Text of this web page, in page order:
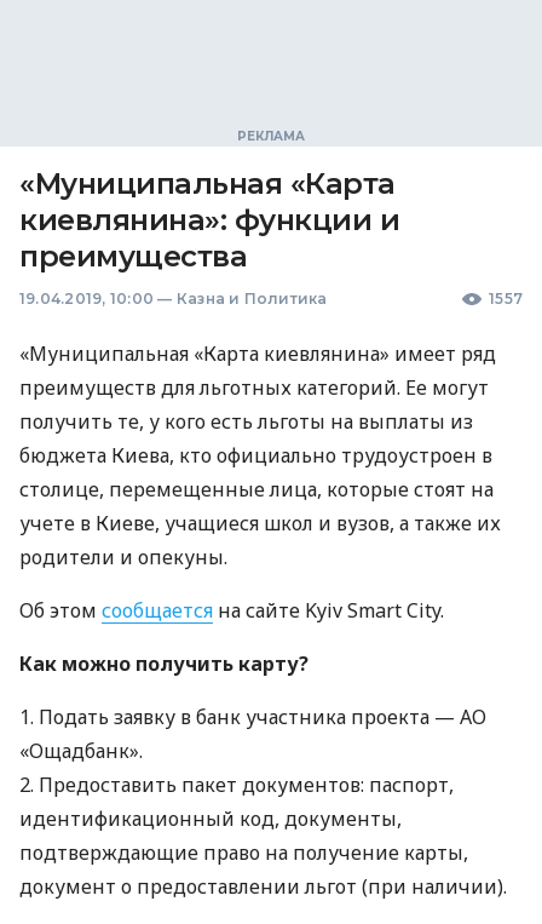
«Муниципальная «Карта
киевлянина»: функции и
преимущества
19.04.2019, 10:00 — Казна и Политика 1557
«Муниципальная «Карта киевлянина» имеет ряд
преимуществ для льготных категорий. Ее могут
получить те, у кого есть льготы на выплаты из
бюджета Киева, кто официально трудоустроен в
столице, перемещенные лица, которые стоят на
учете в Киеве, учащиеся школ и вузов, а также их
родители и опекуны.
Об этом сообщается на сайте Kyiv Smart City.
Как можно получить карту?
1. Подать заявку в банк участника проекта — АО
«Ощадбанк».
2. Предоставить пакет документов: паспорт,
идентификационный код, документы,
подтверждающие право на получение карты,
документ о предоставлении льгот (при наличии).